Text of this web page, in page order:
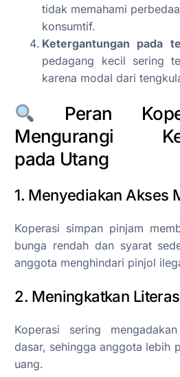
tidak memahami
konsumtif.
Ketergantungan pada
pedagang kecil sering
karena modal dari
Peran
Mengurangi
pada Utang
1. Menyediakan Akses
Koperasi simpan pinjam
bunga rendah dan syarat
anggota menghindari pinjol
2. Meningkatkan
Koperasi sering
dasar, sehingga anggota lebih
uang.